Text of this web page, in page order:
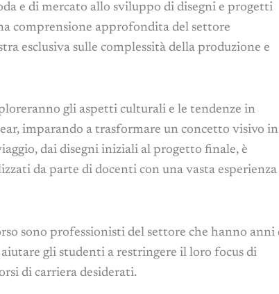
e di mercato allo sviluppo di disegni e progetti
comprensione approfondita del settore
esclusiva sulle complessità della produzione e
gli aspetti culturali e le tendenze in
imparando a trasformare un concetto visivo in
dai disegni iniziali al progetto finale, è
da parte di docenti con una vasta esperienza
sono professionisti del settore che hanno anni
aiutare gli studenti a restringere il loro focus di
di carriera desiderati.